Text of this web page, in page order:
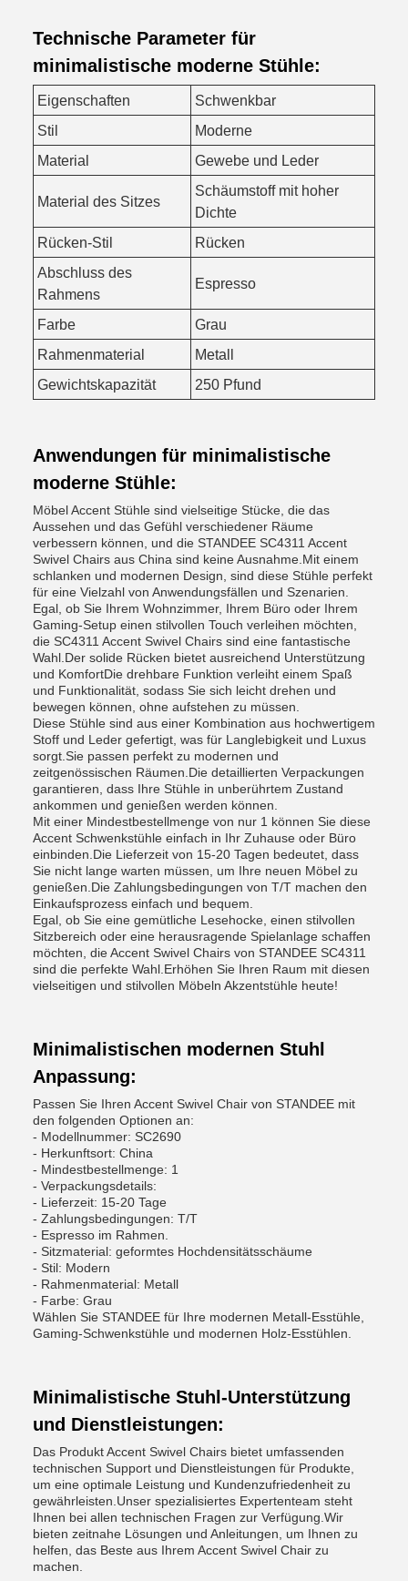
Technische Parameter für
minimalistische moderne Stühle:
Eigenschaften
Schwenkbar
Stil
Moderne
Material
Gewebe und Leder
Material des Sitzes
Schäumstoff mit hoher
Dichte
Rücken-Stil
Rücken
Abschluss des
Rahmens
Espresso
Farbe
Grau
Rahmenmaterial
Metall
Gewichtskapazität
250 Pfund
Anwendungen für minimalistische
moderne Stühle:
Möbel Accent Stühle sind vielseitige Stücke, die das
Aussehen und das Gefühl verschiedener Räume
verbessern können, und die STANDEE SC4311 Accent
Swivel Chairs aus China sind keine Ausnahme.Mit einem
schlanken und modernen Design, sind diese Stühle perfekt
für eine Vielzahl von Anwendungsfällen und Szenarien.
Egal, ob Sie Ihrem Wohnzimmer, Ihrem Büro oder Ihrem
Gaming-Setup einen stilvollen Touch verleihen möchten,
die SC4311 Accent Swivel Chairs sind eine fantastische
Wahl.Der solide Rücken bietet ausreichend Unterstützung
und KomfortDie drehbare Funktion verleiht einem Spaß
und Funktionalität, sodass Sie sich leicht drehen und
bewegen können, ohne aufstehen zu müssen.
Diese Stühle sind aus einer Kombination aus hochwertigem
Stoff und Leder gefertigt, was für Langlebigkeit und Luxus
sorgt.Sie passen perfekt zu modernen und
zeitgenössischen Räumen.Die detaillierten Verpackungen
garantieren, dass Ihre Stühle in unberührtem Zustand
ankommen und genießen werden können.
Mit einer Mindestbestellmenge von nur 1 können Sie diese
Accent Schwenkstühle einfach in Ihr Zuhause oder Büro
einbinden.Die Lieferzeit von 15-20 Tagen bedeutet, dass
Sie nicht lange warten müssen, um Ihre neuen Möbel zu
genießen.Die Zahlungsbedingungen von T/T machen den
Einkaufsprozess einfach und bequem.
Egal, ob Sie eine gemütliche Lesehocke, einen stilvollen
Sitzbereich oder eine herausragende Spielanlage schaffen
möchten, die Accent Swivel Chairs von STANDEE SC4311
sind die perfekte Wahl.Erhöhen Sie Ihren Raum mit diesen
vielseitigen und stilvollen Möbeln Akzentstühle heute!
Minimalistischen modernen Stuhl
Anpassung:
Passen Sie Ihren Accent Swivel Chair von STANDEE mit
den folgenden Optionen an:
- Modellnummer: SC2690
- Herkunftsort: China
- Mindestbestellmenge: 1
- Verpackungsdetails:
- Lieferzeit: 15-20 Tage
- Zahlungsbedingungen: T/T
- Espresso im Rahmen.
- Sitzmaterial: geformtes Hochdensitätsschäume
- Stil: Modern
- Rahmenmaterial: Metall
- Farbe: Grau
Wählen Sie STANDEE für Ihre modernen Metall-Esstühle,
Gaming-Schwenkstühle und modernen Holz-Esstühlen.
Minimalistische Stuhl-Unterstützung
und Dienstleistungen:
Das Produkt Accent Swivel Chairs bietet umfassenden
technischen Support und Dienstleistungen für Produkte,
um eine optimale Leistung und Kundenzufriedenheit zu
gewährleisten.Unser spezialisiertes Expertenteam steht
Ihnen bei allen technischen Fragen zur Verfügung.Wir
bieten zeitnahe Lösungen und Anleitungen, um Ihnen zu
helfen, das Beste aus Ihrem Accent Swivel Chair zu
machen.